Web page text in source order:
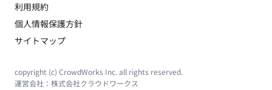
利用規約
個人情報保護方針
サイトマップ
copyright (c) CrowdWorks Inc. all rights reserved.
運営会社： 株式会社クラウドワークス